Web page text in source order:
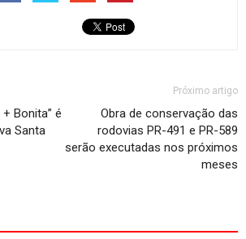
Bonita” é
Santa
Próximo artigo
Obra de conservação das
rodovias PR-491 e PR-589
serão executadas nos próximos
meses